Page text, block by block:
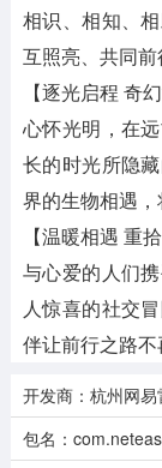
相识、相知、
互照亮、共同前
【逐光启程 奇
心怀光明，在
长的时光所隐
界的生物相遇，
【温暖相遇 重
与心爱的人们
人惊喜的社交
伴让前行之路不
开发商：杭州网
包名：